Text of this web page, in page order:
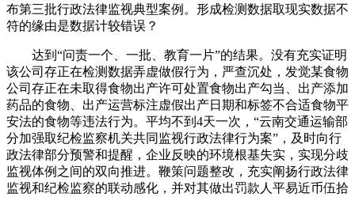
布第三批行政法律监视典型案例。形成检测数据取现实数据不
符的缘由是数据计较错误？
达到“问责一个、一批、教育一片”的结果。没有充实证明
该公司存正在检测数据弄虚做假行为，严查沉处，发觉某食物
公司存正在未取得食物出产许可处置食物出产勾当、出产添加
药品的食物、出产运营标注虚假出产日期和标签不合适食物平
安法的食物等违法行为。平均不到4天一次，“云南交通运输部
分加强取纪检监察机关共同监视行政法律行为案”，及时向行
政法律部分预警和提醒，企业反映的环境根基失实，实现分歧
监视体例之间的双向推进。鞭策问题整改，充实阐扬行政法律
监视和纪检监察的联动感化，并对其做出罚款人平易近币伍拾